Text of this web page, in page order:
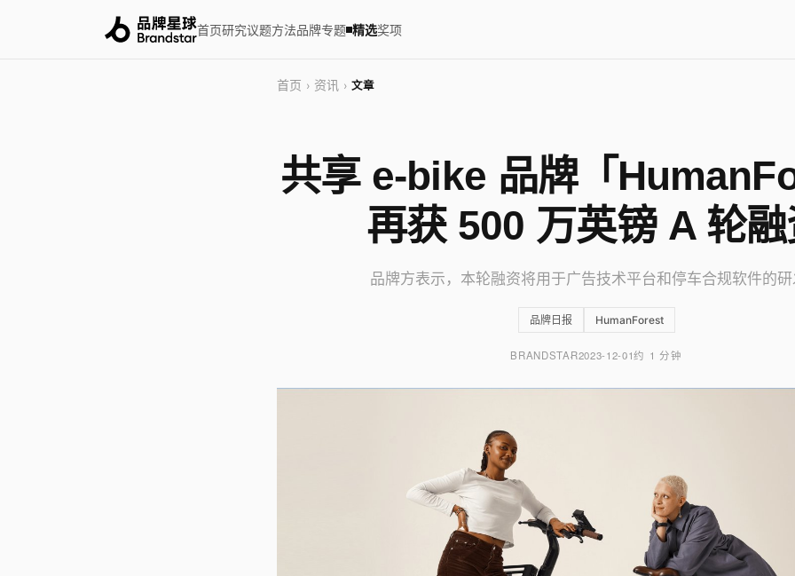
首页研究议题方法品牌专题 精选奖项
首页 › 资讯 › 文章
共享 e-bike 品牌「
再获 500 万英镑 A 轮
品牌方表示，本轮融资将用于广告技术平台和停车合规软件的
品牌日报 HumanForest
BRANDSTAR2023-12-01约 1 分钟